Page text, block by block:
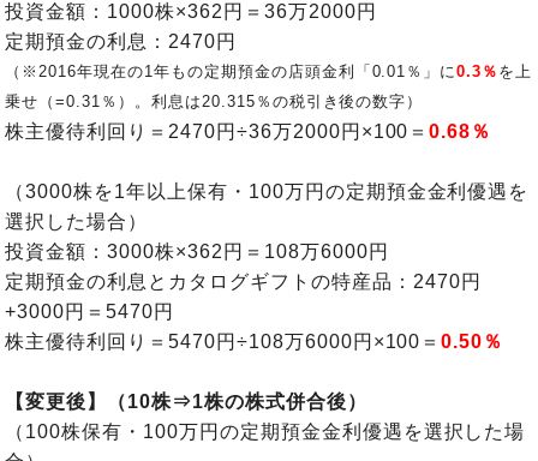
投資金額：1000株×362円＝36万2000円
定期預金の利息：2470円
（※2016年現在の1年もの定期預金の店頭金利「0.01％」に0.3％ を上
乗せ（=0.31％）。利息は20.315％の税引き後の数字 ）
株主優待利回り＝2470円÷36万2000円×100＝0.68％
（3000株を1年以上保有・100万円の定期預金金利優遇を
選択した場合）
投資金額：3000株×362円＝108万6000円
定期預金の利息とカタログギフトの特産品：2470円
+3000円＝5470円
株主優待利回り＝5470円÷108万6000円×100＝0.50％
【変更後】（10株⇒1株の株式併合後）
（100株保有・100万円の定期預金金利優遇を選択した場